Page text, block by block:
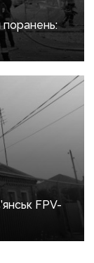
FPV-